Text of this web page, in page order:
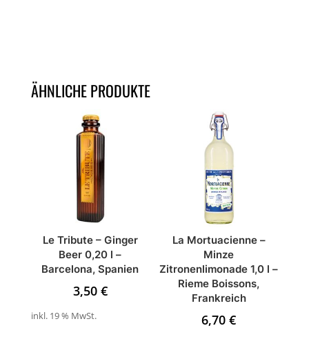
ÄHNLICHE PRODUKTE
Le Tribute – Ginger
Beer 0,20 l –
Barcelona, Spanien
3,50 €
inkl. 19 % MwSt.
La Mortuacienne –
Minze
Zitronenlimonade 1,0 l –
Rieme Boissons,
Frankreich
6,70€